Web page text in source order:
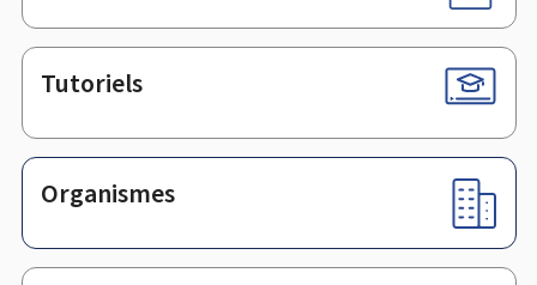
Tutoriels
Organismes